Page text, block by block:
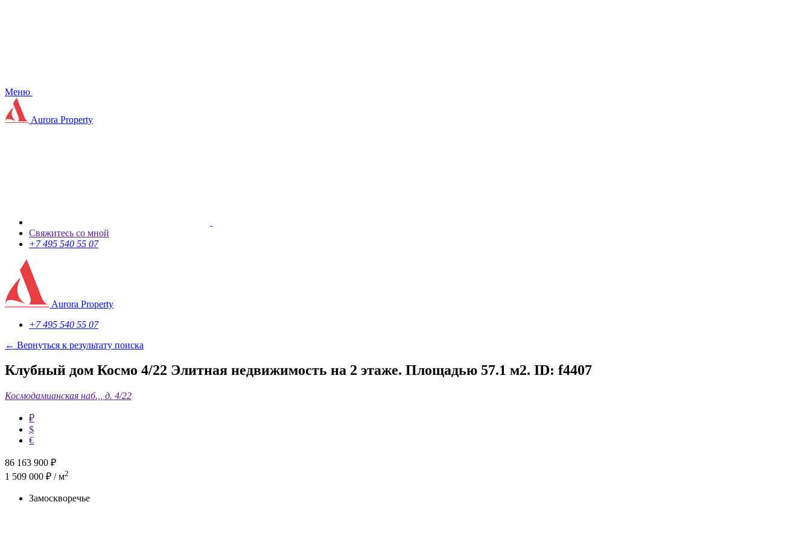
Меню
Aurora Property
Свяжитесь со мной
+7 495 540 55 07
Aurora Property
+7 495 540 55 07
← Вернуться к результату поиска
Клубный дом Космо 4/22 Элитная недвижимость на 2 этаже. Площадью 57.1 м2. ID: f4407
Космодамианская наб.,, д. 4/22
₽
$
€
86 163 900 ₽
1 509 000 ₽ / м2
Замоскворечье